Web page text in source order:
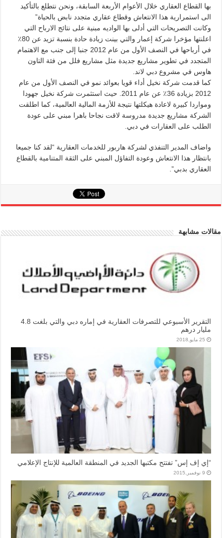
بها القطاع العقاري خلال الأعوام الأربعة السابقة، ونحن نتطلع بالتأكيد
الى استمرارية هذا الانتعاش وقطاع عقاري متجدد نابض بالحياة”
وكانت التصريحات التي أدلى بها الواديه مبنية على نتائج الارباح التي
اعلنتها مؤخرا شركة إعمار والتي بينت زيادة حادة بنسبة تزيد عن 80٪
في أرباحها في النصف الأول من عام 2012 جنبا إلى جنب مع الاهتمام
المتجدد في تطوير مشاريع جديدة مثل مشاريع فلل من فئة التاون
هاوس في مشروع دبي لاند.
كما قدمت شركة نخيل أداء قويا بعوائد نمو في النصف الأول من عام
2012 بزيادة 36٪ عن عام 2011. حيث استثمرت شركة نخيل جهودا
ومواردا كبيرة لاعادة هيكلتها نتيجة للأزمة المالية العالمية، كما اطلقت
الشركة مشاريع جديدة مدروسة لاقت نجاحا باهرا مبني على عودة
الطلب على العقارات في دبي.
واضاف المدير التنفذي لشركة هاربور للخدمات العقارية “لقد كنا جميعا
بانتظار هذا الانتعاش وعودة التفاؤل المبني على الثقة المتنامية بالقطاع
العقاري بدبي”.
مقالات مشابهة
التقرير الأسبوعي للتصرفات العقارية في إماره دبي والتي بلغت 4.8
مليار درهم
25 مايو,2018
“إي إف إس” تفتتح مكتبها الجديد في المنطقة العالمية للإنتاج الإعلامي
9 نوفمبر,2015